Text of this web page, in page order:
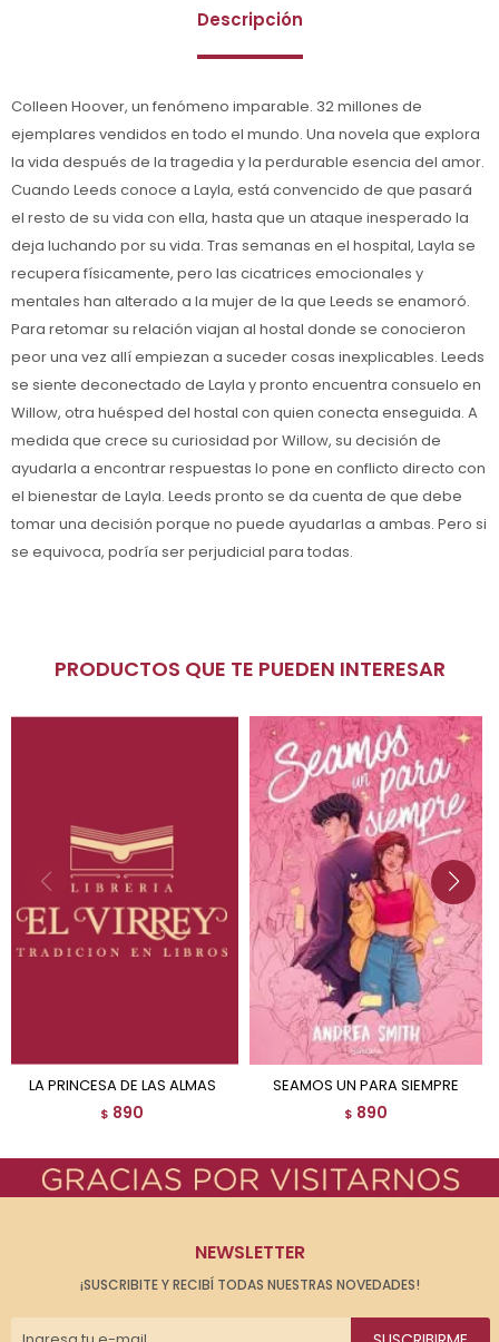
Descripción
Colleen Hoover, un fenómeno imparable. 32 millones de
ejemplares vendidos en todo el mundo. Una novela que explora
la vida después de la tragedia y la perdurable esencia del amor.
Cuando Leeds conoce a Layla, está convencido de que pasará
el resto de su vida con ella, hasta que un ataque inesperado la
deja luchando por su vida. Tras semanas en el hospital, Layla se
recupera físicamente, pero las cicatrices emocionales y
mentales han alterado a la mujer de la que Leeds se enamoró.
Para retomar su relación viajan al hostal donde se conocieron
peor una vez allí empiezan a suceder cosas inexplicables. Leeds
se siente deconectado de Layla y pronto encuentra consuelo en
Willow, otra huésped del hostal con quien conecta enseguida. A
medida que crece su curiosidad por Willow, su decisión de
ayudarla a encontrar respuestas lo pone en conflicto directo con
el bienestar de Layla. Leeds pronto se da cuenta de que debe
tomar una decisión porque no puede ayudarlas a ambas. Pero si
se equivoca, podría ser perjudicial para todas.
PRODUCTOS QUE TE PUEDEN INTERESAR
LA PRINCESA DE LAS ALMAS
$ 890
SEAMOS UN PARA SIEMPRE
$ 890
NEWSLETTER
¡SUSCRIBITE Y RECIBÍ TODAS NUESTRAS NOVEDADES!